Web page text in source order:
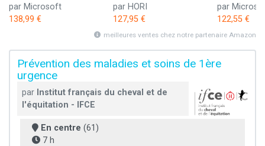
par Microsoft
138,99 €
par HORI
127,95 €
par
122,55 €
meilleures ventes chez notre partenaire Amazon
Prévention des maladies et soins de 1ère
urgence
par Institut français du cheval et de
l'équitation - IFCE
En centre (61)
7 h